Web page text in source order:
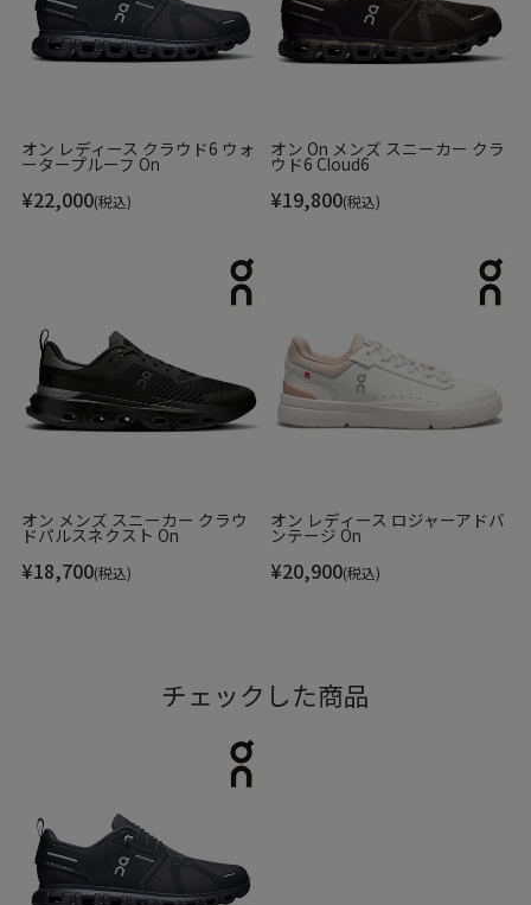
オン レディース クラウド6 ウォ
ータープルーフ On
¥22,000(税込)
オン On メンズ スニーカー クラ
ウド6 Cloud6
¥19,800(税込)
オン メンズ スニーカー クラウ
ドパルスネクスト On
¥18,700(税込)
オン レディース ロジャーアドバ
ンテージ On
¥20,900(税込)
チェックした商品